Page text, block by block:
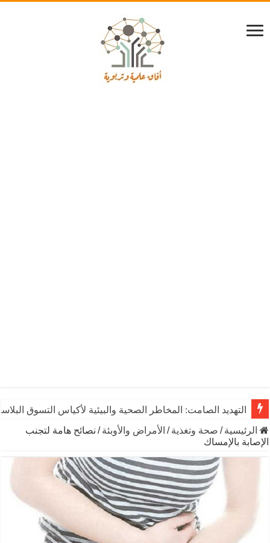
التهديد الصامت: المخاطر الصحية والبيئية لأكياس التسوق
الرئيسية / صحة وتغذية / الأمراض والأوبئة / نصائح هامة لتجنب
الإصابة بالإمساك